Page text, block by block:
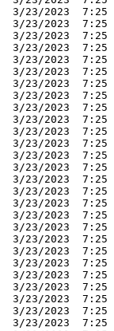
3/23/2023
3/23/2023
3/23/2023
3/23/2023
3/23/2023
3/23/2023
3/23/2023
3/23/2023
3/23/2023
3/23/2023
3/23/2023
3/23/2023
3/23/2023
3/23/2023
3/23/2023
3/23/2023
3/23/2023
3/23/2023
3/23/2023
3/23/2023
3/23/2023
3/23/2023
3/23/2023
3/23/2023
3/23/2023
3/23/2023
3/23/2023